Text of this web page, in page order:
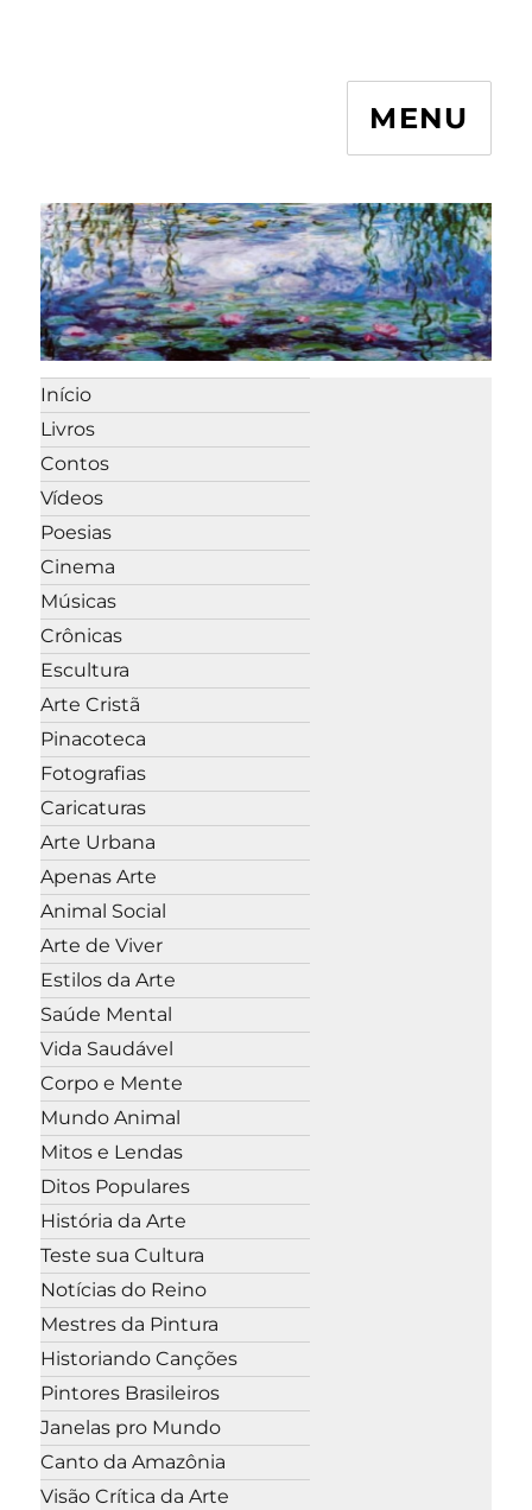
MENU
Início
Livros
Contos
Vídeos
Poesias
Cinema
Músicas
Crônicas
Escultura
Arte Cristã
Pinacoteca
Fotografias
Caricaturas
Arte Urbana
Apenas Arte
Animal Social
Arte de Viver
Estilos da Arte
Saúde Mental
Vida Saudável
Corpo e Mente
Mundo Animal
Mitos e Lendas
Ditos Populares
História da Arte
Teste sua Cultura
Notícias do Reino
Mestres da Pintura
Historiando Canções
Pintores Brasileiros
Janelas pro Mundo
Canto da Amazônia
Visão Crítica da Arte